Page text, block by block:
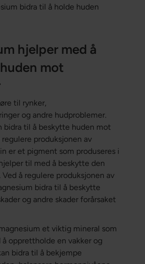
bidra til å holde huden
hjelper med å
mot
til rynker,
og andre hudproblemer.
bidra til å beskytte huden mot
regulere produksjonen av
er et pigment som produseres i
til med å beskytte den
å regulere produksjonen av
bidra til å beskytte
og andre skader forårsaket
et viktig mineral som
opprettholde en vakker og
bidra til å bekjempe